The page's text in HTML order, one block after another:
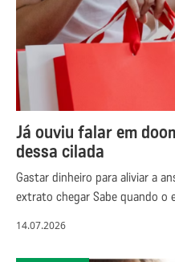
Já ouviu falar em
dessa cilada
Gastar dinheiro para aliviar a
extrato chegar Sabe quando o
14.07.2026